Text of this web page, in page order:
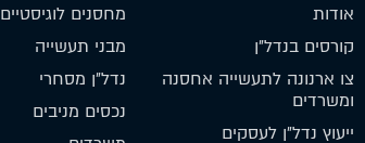
אודות
קורסים בנדל״ן
צו ארנונה לתעשייה אחסנה
ומשרדים
ייעוץ נדל״ן לעסקים
מחסנים לוגיסטיים
מבני תעשייה
נדל״ן מסחרי
נכסים מניבים